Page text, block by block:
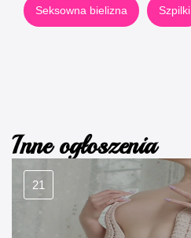
Seksowna bielizna Szpilki
Inne ogłoszenia
21